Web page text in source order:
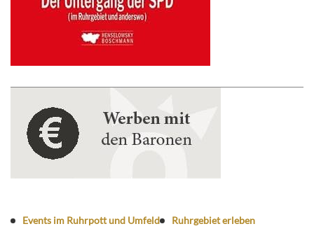
Events im Ruhrpott und Umfeld Ruhrgebiet erleben